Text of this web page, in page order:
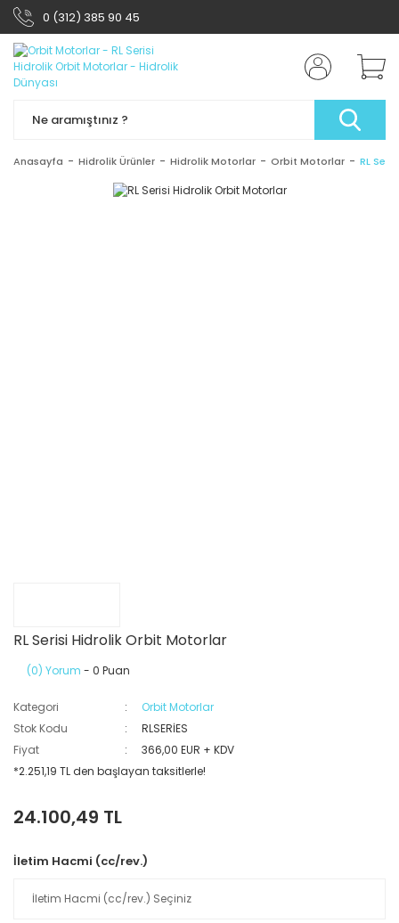
0 (312) 385 90 45
Anasayfa Hidrolik Ürünler Hidrolik Motorlar Orbit Motorlar RL
RL Serisi Hidrolik Orbit Motorlar
(0) Yorum - 0 Puan
Kategori
Orbit Motorlar
Stok Kodu
RLSERİES
Fiyat
366,00 EUR + KDV
*2.251,19 TL den başlayan taksitlerle!
24.100,49 TL
İletim Hacmi (cc/rev.)